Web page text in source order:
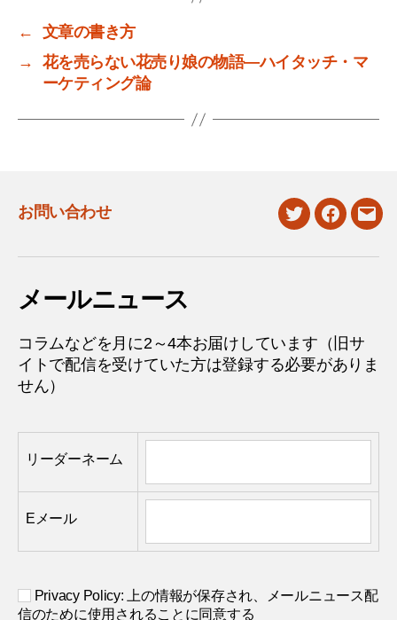
←
文章の書き方
→
花を売らない花売り娘の物語―ハイタッチ・マ
ーケティング論
お問い合わせ
twitterfacebook
メールニュース
コラムなどを月に2～4本お届けしています（旧サ
イトで配信を受けていた方は登録する必要がありま
せん）
リーダーネーム
Eメール
Privacy Policy: 上の情報が保存され、メールニュース配
信のために使用されることに同意する